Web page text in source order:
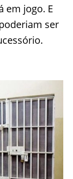
em jogo. E
ser